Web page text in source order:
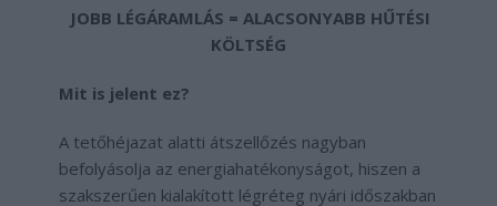
JOBB LÉGÁRAMLÁS = ALACSONYABB HŰTÉSI
KÖLTSÉG
Mit is jelent ez?
A tetőhéjazat alatti átszellőzés nagyban
befolyásolja az energiahatékonyságot, hiszen a
szakszerűen kialakított légréteg nyári időszakban